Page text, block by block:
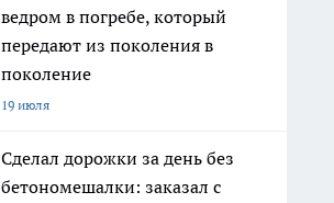
ведром в погребе, который
передают из поколения в
поколение
19 июля
Сделал дорожки за день без
бетономешалки: заказал с